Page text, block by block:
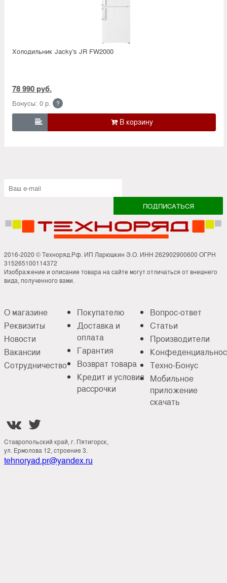
Холодильник Jacky's JR FW2000
78 990 руб.
Бонусы: 0 р. ?

2016-2020 © Техноряд.Рф. ИП Ларюшкин Э.О. ИНН 262902900600 ОГРН
315265100114372
Изображение и описание товара на сайте могут отличаться от внешнего
вида, полученного вами.
О магазине
Реквизиты
Новости
Вакансии
Сотрудничество
Покупателю
Доставка и
оплата
Гарантия
Возврат товара
Кредит и условия
рассрочки
Вопрос-ответ
Статьи
Производители
Техно-Бонус
Мобильное
приложение
скачать
 
Ставропольский край, г. Пятигорск,
ул. Ермолова 12, строение 3.
tehnoryad.pr@yandex.ru